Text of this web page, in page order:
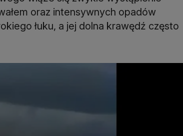
oraz intensywnych opadów
łuku, a jej dolna krawędź często